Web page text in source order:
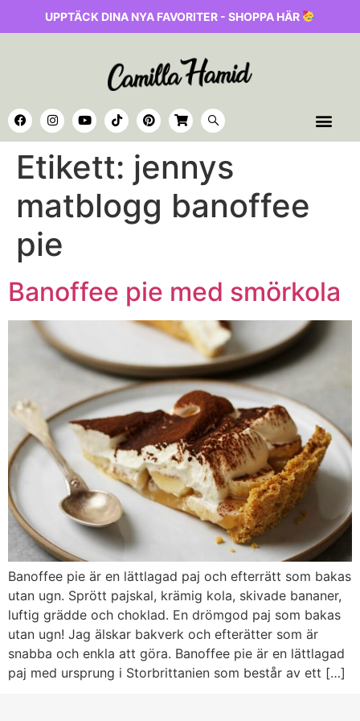
UPPTÄCK DINA NYA FAVORITER - SHOPPA HÄR
Etikett: jennys
matblogg banoffee
pie
Banoffee pie med smörkola
Banoffee pie är en lättlagad paj och efterrätt som bakas
utan ugn. Sprött pajskal, krämig kola, skivade bananer,
luftig grädde och choklad. En drömgod paj som bakas
utan ugn! Jag älskar bakverk och efterätter som är
snabba och enkla att göra. Banoffee pie är en lättlagad
paj med ursprung i Storbrittanien som består av ett […]